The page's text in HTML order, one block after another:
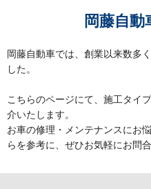
岡藤自動
岡藤自動車では、創業以来数多
した。
こちらのページにて、施工タイ
介いたします。
お車の修理・メンテナンスにお
らを参考に、ぜひお気軽にお問合